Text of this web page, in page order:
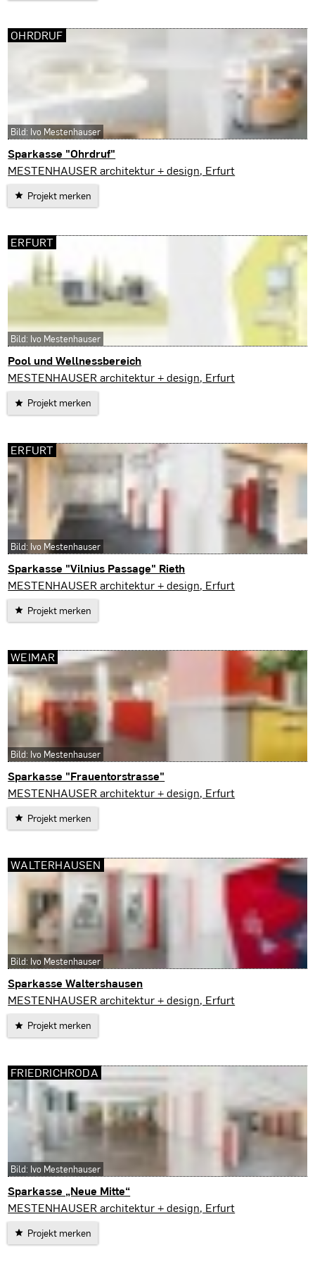
Sparkasse "Ohrdruf"
Ohrdruf
MESTENHAUSER architektur + design, Erfurt
Projekt merken
OHRDRUF
Bild: Ivo Mestenhauser
Pool und Wellnessbereich
Erfurt
MESTENHAUSER architektur + design, Erfurt
Projekt merken
ERFURT
Bild: Ivo Mestenhauser
Sparkasse "Vilnius Passage" Rieth
Erfurt
MESTENHAUSER architektur + design, Erfurt
Projekt merken
ERFURT
Bild: Ivo Mestenhauser
Sparkasse "Frauentorstrasse"
Weimar
MESTENHAUSER architektur + design, Erfurt
Projekt merken
WEIMAR
Bild: Ivo Mestenhauser
Sparkasse Waltershausen
Walterhausen
MESTENHAUSER architektur + design, Erfurt
Projekt merken
WALTERHAUSEN
Bild: Ivo Mestenhauser
Sparkasse „Neue Mitte“
Friedrichroda
MESTENHAUSER architektur + design, Erfurt
Projekt merken
FRIEDRICHRODA
Bild: Ivo Mestenhauser